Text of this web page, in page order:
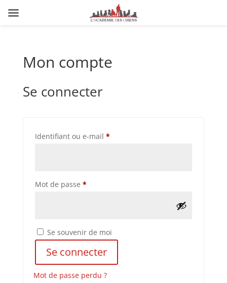
Mon compte
Se connecter
Identifiant ou e-mail *Obligatoire
Mot de passe *Obligatoire
Se souvenir de moi
Se connecter
Mot de passe perdu ?